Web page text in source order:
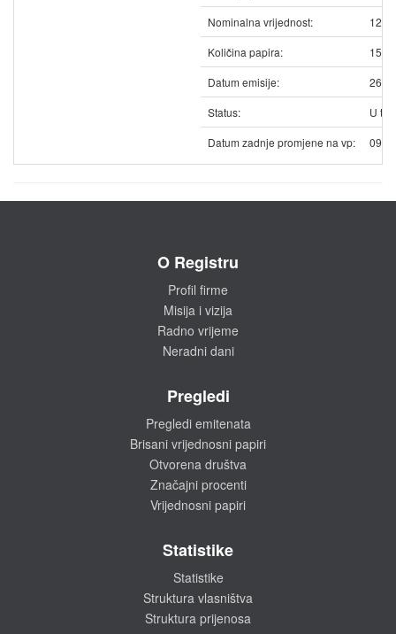
Nominalna vrijednost:
12.50
Količina papira:
Datum emisije:
Status:
U
Datum zadnje promjene na vp:
O Registru
Profil firme
Misija i vizija
Radno vrijeme
Neradni dani
Pregledi
Pregledi emitenata
Brisani vrijednosni papiri
Otvorena društva
Značajni procenti
Vrijednosni papiri
Statistike
Statistike
Struktura vlasništva
Struktura prijenosa